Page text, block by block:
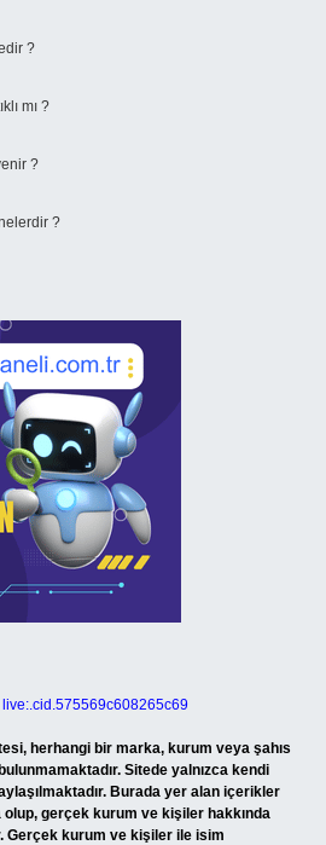
?
mı ?
?
?
live:.cid.575569c608265c69
herhangi bir marka, kurum veya şahıs
Sitede yalnızca kendi
Burada yer alan içerikler
olup, gerçek kurum ve kişiler hakkında
Gerçek kurum ve kişiler ile isim